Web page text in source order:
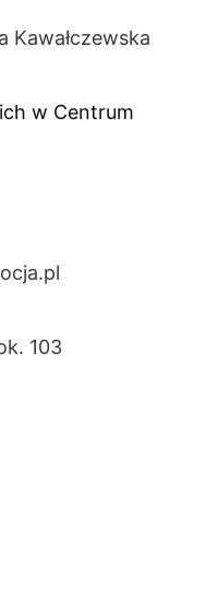
Kawałczewska
w Centrum
103